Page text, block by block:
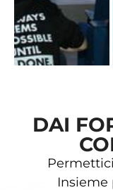
DAI
Insieme